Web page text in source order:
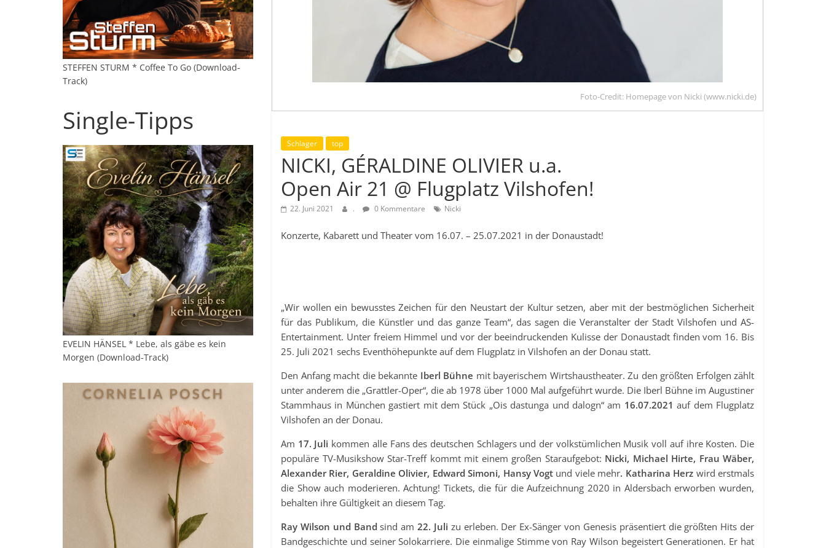
Foto-Credit: Homepage von Nicki (www.nicki.de)
Schlager top
NICKI, GÉRALDINE OLIVIER u.a.
Open Air 21 @ Flugplatz Vilshofen!
22. Juni 2021 . 0 Kommentare Nicki
Konzerte, Kabarett und Theater vom 16.07. – 25.07.2021 in der Donaustadt!
„Wir wollen ein bewusstes Zeichen für den Neustart der Kultur setzen, aber mit der bestmöglichen Sicherheit
für das Publikum, die Künstler und das ganze Team“, das sagen die Veranstalter der Stadt Vilshofen und AS-
Entertainment. Unter freiem Himmel und vor der beeindruckenden Kulisse der Donaustadt finden vom 16. Bis
25. Juli 2021 sechs Eventhöhepunkte auf dem Flugplatz in Vilshofen an der Donau statt.
Den Anfang macht die bekannte Iberl Bühne mit bayerischem Wirtshaustheater. Zu den größten Erfolgen zählt
unter anderem die „Grattler-Oper“, die ab 1978 über 1000 Mal aufgeführt wurde. Die Iberl Bühne im Augustiner
Stammhaus in München gastiert mit dem Stück „Ois dastunga und dalogn“ am 16.07.2021auf dem Flugplatz
Vilshofen an der Donau.
Am 17. Juli kommen alle Fans des deutschen Schlagers und der volkstümlichen Musik voll auf ihre Kosten. Die
populäre TV-Musikshow Star-Treff kommt mit einem großen Staraufgebot: Nicki, Michael Hirte, Frau Wäber,
Alexander Rier, Geraldine Olivier, Edward Simoni, Hansy Vogt und viele mehr. Katharina Herz wird erstmals
die Show auch moderieren. Achtung! Tickets, die für die Aufzeichnung 2020 in Aldersbach erworben wurden,
behalten ihre Gültigkeit an diesem Tag.
Ray Wilson und Band sind am 22. Juli zu erleben. Der Ex-Sänger von Genesis präsentiert die größten Hits der
Bandgeschichte und seiner Solokarriere. Die einmalige Stimme von Ray Wilson begeistert Generationen. Er hat
STEFFEN STURM * Coffee To Go (Download-
Track)
Single-Tipps
EVELIN HÄNSEL * Lebe, als gäbe es kein
Morgen (Download-Track)